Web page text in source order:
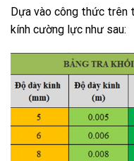
Dựa vào công thức trên
kính cường lực như sau: